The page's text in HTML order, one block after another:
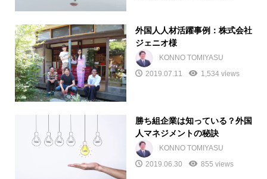
外国人人材活躍事例：株式会社
ジェニオ様
KONNO TOMIYASU
2019.07.11
1,534 views
勝ち組企業は知っている？外国
人マネジメントの秘訣
KONNO TOMIYASU
2019.06.30
855 views